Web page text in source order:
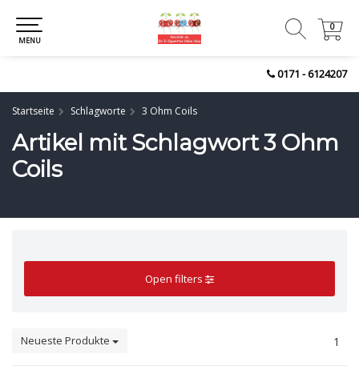
0171 - 6124207
0
0
MENU
Startseite Schlagworte 3 Ohm Coils
Artikel mit Schlagwort 3 Ohm
Coils
Open filters
Neueste Produkte 1